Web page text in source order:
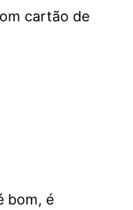
cartão de
bom, é